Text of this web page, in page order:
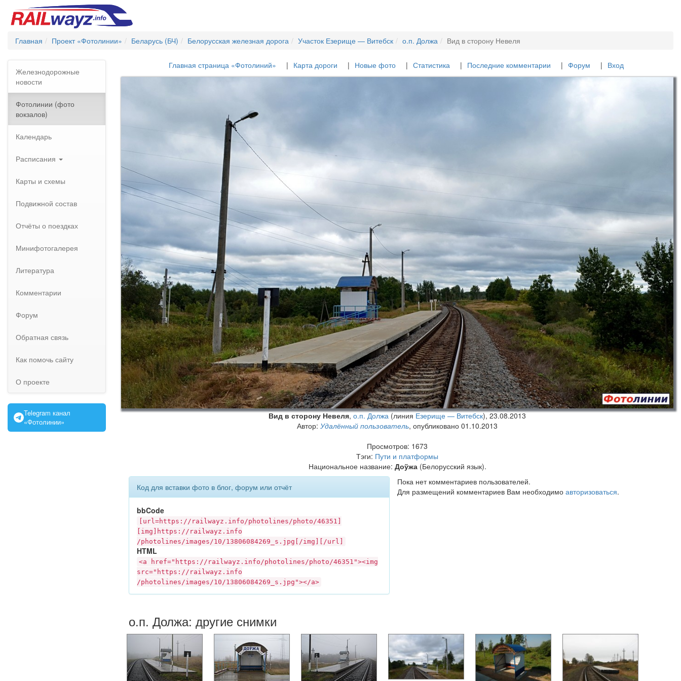
Главная Проект «Фотолинии» Беларусь (БЧ) Белорусская железная дорога Участок Езерище — Витебск о.п. Должа Вид в сторону Невеля
Железнодорожные
новости
Фотолинии (фото
вокзалов)
Календарь
Расписания
Карты и схемы
Подвижной состав
Отчёты о поездках
Минифотогалерея
Литература
Комментарии
Форум
Обратная связь
Как помочь сайту
О проекте
Telegram канал
«Фотолинии»
Главная страница «Фотолиний» Карта дороги Новые фото Статистика Последние комментарии Форум Вход
Вид в сторону Невеля,о.п. Должа (линияЕзерище — Витебск),23.08.2013
Автор: Удалённый пользователь, опубликовано 01.10.2013
Просмотров: 1673
Тэги: Пути и платформы
Национальное название: Доўжа(Белорусский язык).
Код для вставки фото в блог, форум или отчёт
bbCode
[url=https:// railwayz.info/photolines/photo/46351]
[img]https:// railwayz.info
/photolines/images/10/13806084269_s.jpg[/img][/url]
HTML
<a href="https:// railwayz.info/photolines/photo/46351"><img
src="https:// railwayz.info
/photolines/images/10/13806084269_s.jpg"></a>
Пока нет комментариев пользователей.
Для размещений комментариев Вам необходимо авторизоваться.
о.п. Должа: другие снимки